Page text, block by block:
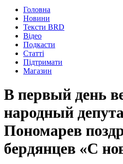
Головна
Новини
Тексти BRD
Відео
Подкасти
Статті
Підтримати
Магазин
В первый день
народный
Пономарев
бердянцев «С